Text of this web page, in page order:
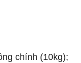
chính (10kg);